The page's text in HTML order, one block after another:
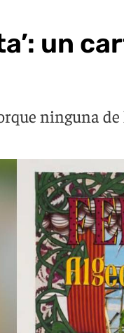
un
ninguna